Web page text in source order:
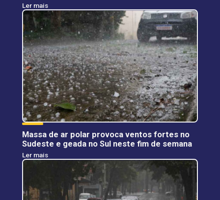
Ler mais
Massa de ar polar provoca ventos fortes no
Sudeste e geada no Sul neste fim de semana
Ler mais